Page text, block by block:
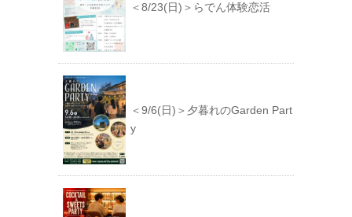
＜8/23(日)＞らでん体験恋活
＜9/6(日)＞夕暮れのGarden Part
y